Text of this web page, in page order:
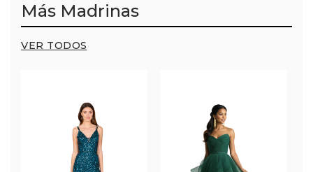
Más Madrinas
VER TODOS